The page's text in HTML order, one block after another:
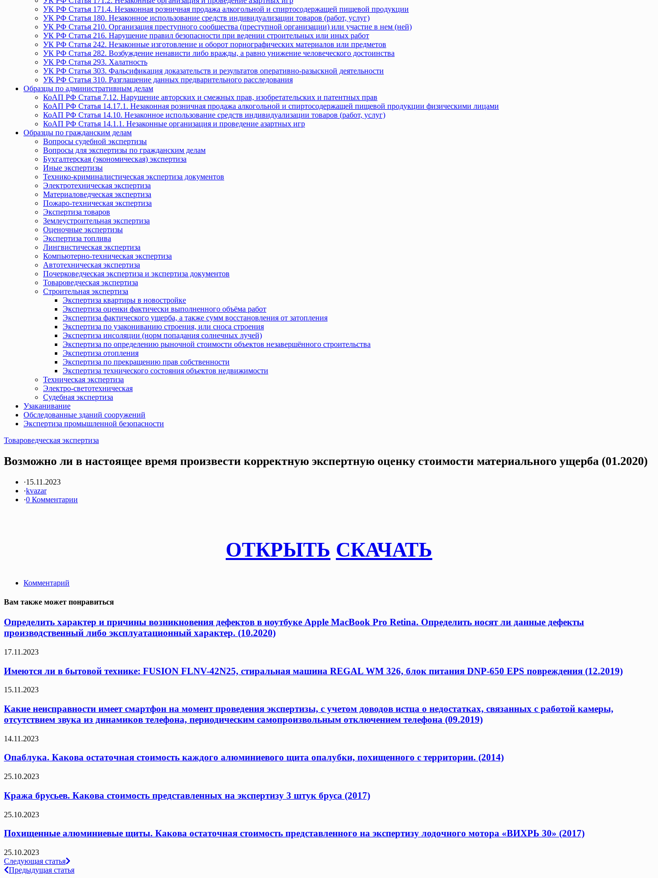
УК РФ Статья 171.4. Незаконная розничная продажа алкогольной и спиртосодержащей пищевой продукции
УК РФ Статья 180. Незаконное использование средств индивидуализации товаров (работ, услуг)
УК РФ Статья 210. Организация преступного сообщества (преступной организации) или участие в нем (ней)
УК РФ Статья 216. Нарушение правил безопасности при ведении строительных или иных работ
УК РФ Статья 242. Незаконные изготовление и оборот порнографических материалов или предметов
УК РФ Статья 282. Возбуждение ненависти либо вражды, а равно унижение человеческого достоинства
УК РФ Статья 293. Халатность
УК РФ Статья 303. Фальсификация доказательств и результатов оперативно-разыскной деятельности
УК РФ Статья 310. Разглашение данных предварительного расследования
Образцы по административным делам
КоАП РФ Статья 7.12. Нарушение авторских и смежных прав, изобретательских и патентных прав
КоАП РФ Статья 14.17.1. Незаконная розничная продажа алкогольной и спиртосодержащей пищевой продукции физическими лицами
КоАП РФ Статья 14.10. Незаконное использование средств индивидуализации товаров (работ, услуг)
КоАП РФ Статья 14.1.1. Незаконные организация и проведение азартных игр
Образцы по гражданским делам
Вопросы судебной экспертизы
Вопросы для экспертизы по гражданским делам
Бухгалтерская (экономическая) экспертиза
Иные экспертизы
Технико-криминалистическая экспертиза документов
Электротехническая экспертиза
Материаловедческая экспертиза
Пожаро-техническая экспертиза
Экспертиза товаров
Землеустроительная экспертиза
Оценочные экспертизы
Экспертиза топлива
Лингвистическая экспертиза
Компьютерно-техническая экспертиза
Автотехническая экспертиза
Почерковедческая экспертиза и экспертиза документов
Товароведческая экспертиза
Строительная экспертиза
Экспертиза квартиры в новостройке
Экспертиза оценки фактически выполненного объёма работ
Экспертиза фактического ущерба, а также сумм восстановления от затопления
Экспертиза по узакониванию строения, или сноса строения
Экспертиза инсоляции (норм попадания солнечных лучей)
Экспертиза по определению рыночной стоимости объектов незавершённого строительства
Экспертиза отопления
Экспертиза по прекращению прав собственности
Экспертиза технического состояния объектов недвижимости
Техническая экспертиза
Электро-светотехническая
Судебная экспертиза
Узаканивание
Обследованные зданий сооружений
Экспертиза промышленной безопасности
Товароведческая экспертиза
Возможно ли в настоящее время произвести корректную экспертную оценку стоимости материального ущерба (01.2020)
·15.11.2023
·kvazar
·0 Комментарии
ОТКРЫТЬ СКАЧАТЬ
Комментарий
Вам также может понравиться
Определить характер и причины возникновения дефектов в ноутбуке Apple MacBook Pro Retina. Определить носят ли данные дефекты
производственный либо эксплуатационный характер. (10.2020)
17.11.2023
Имеются ли в бытовой технике: FUSION FLNV-42N25, стиральная машина REGAL WM 326, блок питания DNP-650 EPS повреждения (12.2019)
15.11.2023
Какие неисправности имеет смартфон на момент проведения экспертизы, с учетом доводов истца о недостатках, связанных с работой камеры,
отсутствием звука из динамиков телефона, периодическим самопроизвольным отключением телефона (09.2019)
14.11.2023
Опаблука. Какова остаточная стоимость каждого алюминиевого щита опалубки, похищенного с территории. (2014)
25.10.2023
Кража брусьев. Какова стоимость представленных на экспертизу 3 штук бруса (2017)
25.10.2023
Похищенные алюминиевые щиты. Какова остаточная стоимость представленного на экспертизу лодочного мотора «ВИХРЬ 30» (2017)
25.10.2023
Навигация
Следующая статья
Предыдущая статья